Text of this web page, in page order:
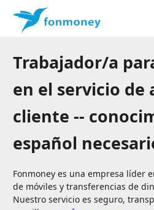
Trabajador/a
en el servicio de
cliente --
español
Fonmoney es una empresa líder
de móviles y transferencias de
Nuestro servicio es seguro,